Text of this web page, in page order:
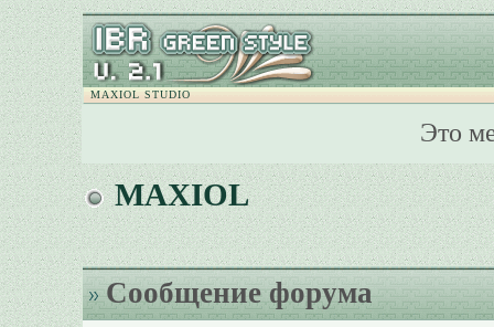
MAXIOL STUDIO
Это
MAXIOL
Сообщение форума